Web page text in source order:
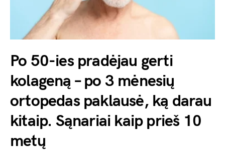
Po 50-ies pradėjau gerti
kolageną – po 3 mėnesių
ortopedas paklausė, ką darau
kitaip. Sąnariai kaip prieš 10
metų